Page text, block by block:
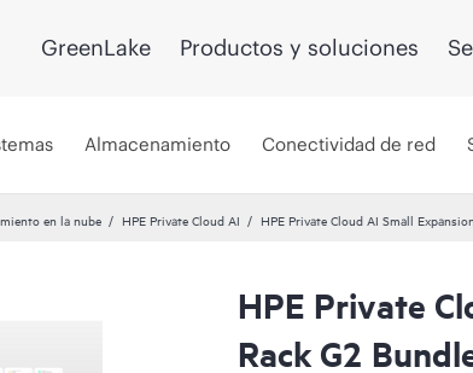
GreenLake Productos y soluciones
Almacenamiento Conectividad de red
en la nube HPE Private Cloud AI HPE Private Cloud AI Small
HPE Private
Rack G2